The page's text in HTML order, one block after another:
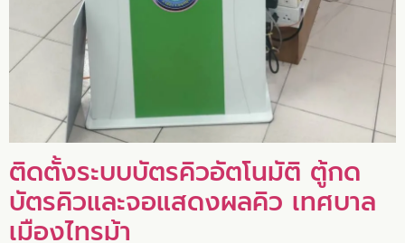
ติดตั้งระบบบัตรคิวอัตโนมัติ ตู้กด
บัตรคิวและจอแสดงผลคิว เทศบาล
เมืองไทรม้า